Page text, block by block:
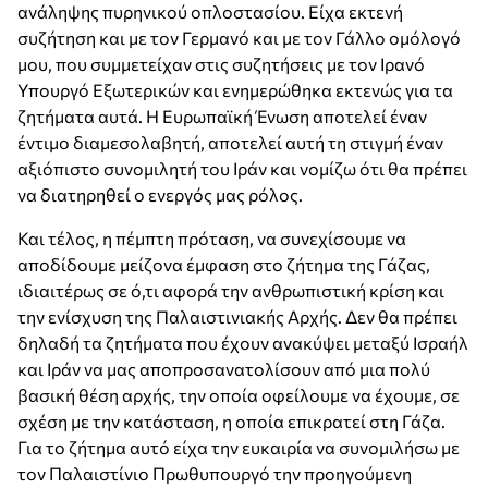
ανάληψης πυρηνικού οπλοστασίου. Είχα εκτενή
συζήτηση και με τον Γερμανό και με τον Γάλλο ομόλογό
μου, που συμμετείχαν στις συζητήσεις με τον Ιρανό
Υπουργό Εξωτερικών και ενημερώθηκα εκτενώς για τα
ζητήματα αυτά. Η Ευρωπαϊκή Ένωση αποτελεί έναν
έντιμο διαμεσολαβητή, αποτελεί αυτή τη στιγμή έναν
αξιόπιστο συνομιλητή του Ιράν και νομίζω ότι θα πρέπει
να διατηρηθεί ο ενεργός μας ρόλος.
Και τέλος, η πέμπτη πρόταση, να συνεχίσουμε να
αποδίδουμε μείζονα έμφαση στο ζήτημα της Γάζας,
ιδιαιτέρως σε ό,τι αφορά την ανθρωπιστική κρίση και
την ενίσχυση της Παλαιστινιακής Αρχής. Δεν θα πρέπει
δηλαδή τα ζητήματα που έχουν ανακύψει μεταξύ Ισραήλ
και Ιράν να μας αποπροσανατολίσουν από μια πολύ
βασική θέση αρχής, την οποία οφείλουμε να έχουμε, σε
σχέση με την κατάσταση, η οποία επικρατεί στη Γάζα.
Για το ζήτημα αυτό είχα την ευκαιρία να συνομιλήσω με
τον Παλαιστίνιο Πρωθυπουργό την προηγούμενη